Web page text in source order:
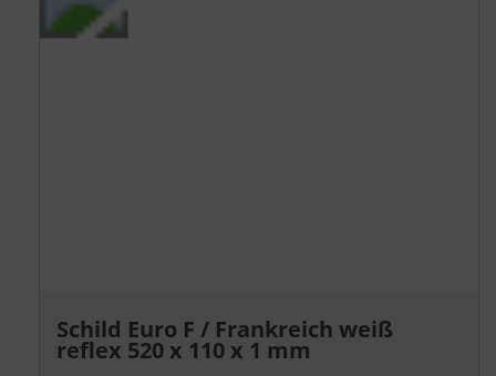
Schild Euro F / Frankreich weiß
reflex 520 x 110 x 1 mm